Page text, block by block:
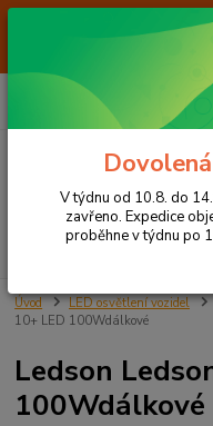
Od 7.8. do 14.8. 2026
objednávek, přijatých v
+420 605 283 713
Úvod LED osvětlení vozidel
10+ LED 100Wdálkové
Ledson
100Wdálkové
V týdnu od 10.8. do
zavřeno. Expedice
proběhne v týdnu po